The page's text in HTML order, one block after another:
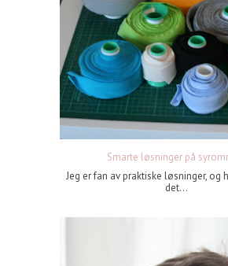
Smarte løsninger på
Jeg er fan av praktiske løsninger, og
det...